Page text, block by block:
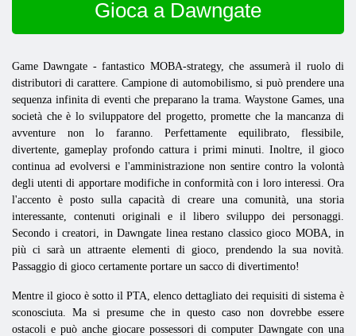
Gioca a Dawngate
Game Dawngate - fantastico MOBA-strategy, che assumerà il ruolo di
distributori di carattere. Campione di automobilismo, si può prendere una
sequenza infinita di eventi che preparano la trama. Waystone Games, una
società che è lo sviluppatore del progetto, promette che la mancanza di
avventure non lo faranno. Perfettamente equilibrato, flessibile,
divertente, gameplay profondo cattura i primi minuti. Inoltre, il gioco
continua ad evolversi e l'amministrazione non sentire contro la volontà
degli utenti di apportare modifiche in conformità con i loro interessi. Ora
l'accento è posto sulla capacità di creare una comunità, una storia
interessante, contenuti originali e il libero sviluppo dei personaggi.
Secondo i creatori, in Dawngate linea restano classico gioco MOBA, in
più ci sarà un attraente elementi di gioco, prendendo la sua novità.
Passaggio di gioco certamente portare un sacco di divertimento!
Mentre il gioco è sotto il PTA, elenco dettagliato dei requisiti di sistema è
sconosciuta. Ma si presume che in questo caso non dovrebbe essere
ostacoli e può anche giocare possessori di computer Dawngate con una